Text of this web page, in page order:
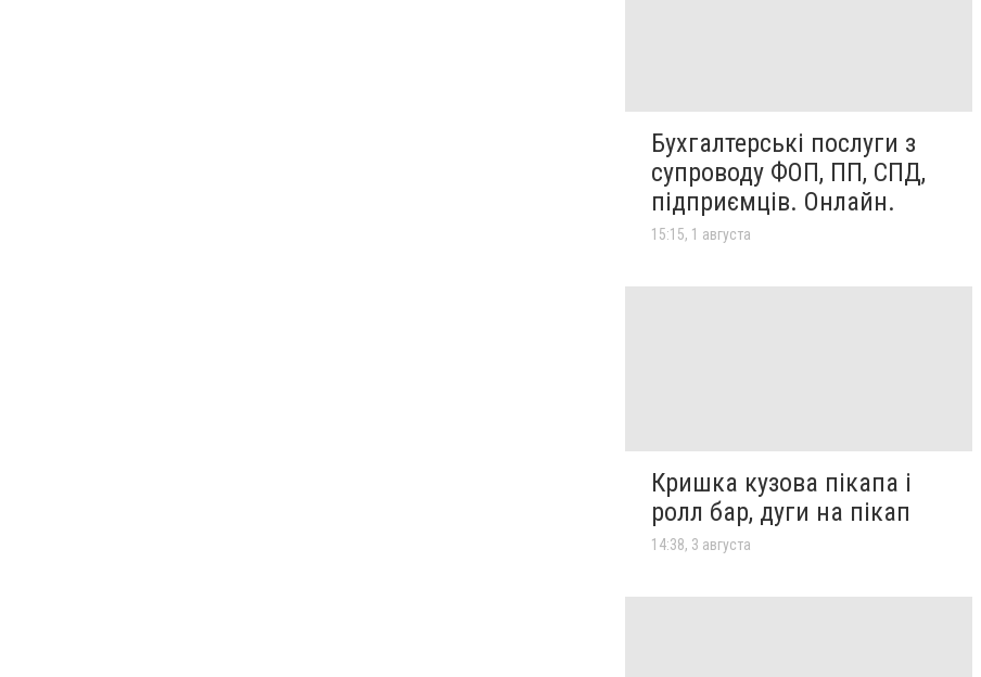
Бухгалтерські послуги з
супроводу ФОП, ПП, СПД,
підприємців. Онлайн.
15:15, 1 августа
Кришка кузова пікапа і
ролл бар, дуги на пікап
14:38, 3 августа